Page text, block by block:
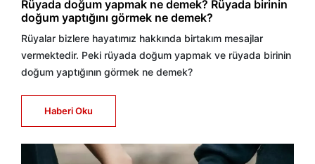
Rüyada doğum yapmak ne demek? Rüyada birinin
doğum yaptığını görmek ne demek?
Rüyalar bizlere hayatımız hakkında birtakım mesajlar
vermektedir. Peki rüyada doğum yapmak ve rüyada birinin
doğum yaptığının görmek ne demek?
Haberi Oku